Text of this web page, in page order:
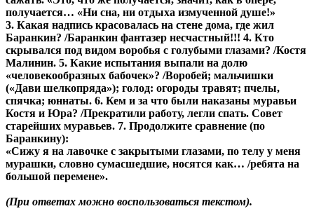
получается… «Ни сна, ни отдыха измученной душе!»
3. Какая надпись красовалась на стене дома, где жил
Баранкин? /Баранкин фантазер несчастный!!! 4. Кто
скрывался под видом воробья с голубыми глазами? /Костя
Малинин. 5. Какие испытания выпали на долю
«человекообразных бабочек»? /Воробей; мальчишки
(«Дави шелкопряда»); голод: огороды травят; пчелы,
спячка; юннаты. 6. Кем и за что были наказаны муравьи
Костя и Юра? /Прекратили работу, легли спать. Совет
старейших муравьев. 7. Продолжите сравнение (по
Баранкину):
«Сижу я на лавочке с закрытыми глазами, по телу у меня
мурашки, словно сумасшедшие, носятся как… /ребята на
большой перемене».
(При ответах можно воспользоваться текстом).